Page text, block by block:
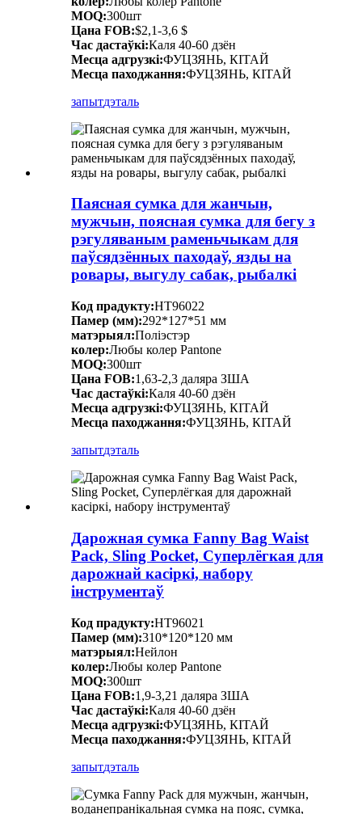
MOQ:300шт
Цана FOB:$2,1-3,6 $
Час дастаўкі:Каля 40-60 дзён
Месца адгрузкі:ФУЦЗЯНЬ, КІТАЙ
Месца паходжання:ФУЦЗЯНЬ, КІТАЙ
запытдэталь
Паясная сумка для жанчын,
мужчын, поясная сумка для бегу з
рэгуляваным раменьчыкам для
паўсядзённых паходаў, язды на
ровары, выгулу сабак, рыбалкі
Код прадукту:HT96022
Памер (мм):292*127*51 мм
матэрыял:Поліэстэр
колер:Любы колер Pantone
MOQ:300шт
Цана FOB:1,63-2,3 даляра ЗША
Час дастаўкі:Каля 40-60 дзён
Месца адгрузкі:ФУЦЗЯНЬ, КІТАЙ
Месца паходжання:ФУЦЗЯНЬ, КІТАЙ
запытдэталь
Дарожная сумка Fanny Bag Waist
Pack, Sling Pocket, Суперлёгкая для
дарожнай касіркі, набору
інструментаў
Код прадукту:HT96021
Памер (мм):310*120*120 мм
матэрыял:Нейлон
колер:Любы колер Pantone
MOQ:300шт
Цана FOB:1,9-3,21 даляра ЗША
Час дастаўкі:Каля 40-60 дзён
Месца адгрузкі:ФУЦЗЯНЬ, КІТАЙ
Месца паходжання:ФУЦЗЯНЬ, КІТАЙ
запытдэталь